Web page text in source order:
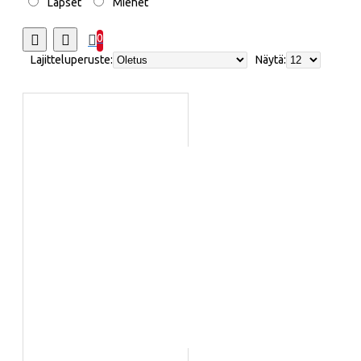
0
Lajitteluperuste:
Näytä: